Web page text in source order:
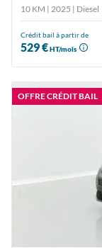
10 KM | 2025 | Diesel
Crédit bail à partir de
529 €HT/mois
OFFRE CRÉDIT BAIL